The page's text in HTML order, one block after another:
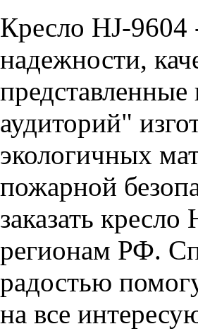
Кресло HJ-9604
надежности,
аудиторий"
экологичных
пожарной
заказать
регионам РФ.
радостью
на все